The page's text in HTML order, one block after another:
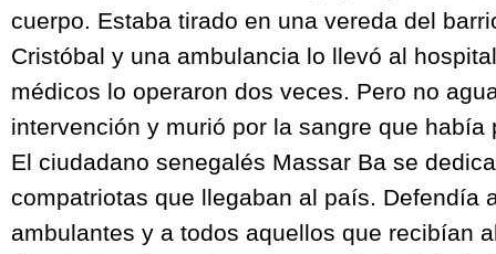
cuerpo. Estaba tirado en una vereda del
Cristóbal y una ambulancia lo llevó al
médicos lo operaron dos veces. Pero no
intervención y murió por la sangre que había
El ciudadano senegalés Massar Ba se
compatriotas que llegaban al país. Defendía
ambulantes y a todos aquellos que recibían